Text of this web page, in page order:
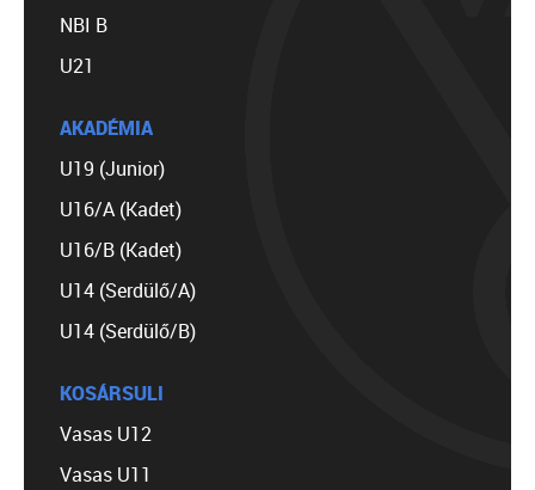
NBI B
U21
AKADÉMIA
U19 (Junior)
U16/A (Kadet)
U16/B (Kadet)
U14 (Serdülő/A)
U14 (Serdülő/B)
KOSÁRSULI
Vasas U12
Vasas U11